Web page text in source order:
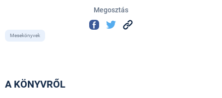
Megosztás
Mesekönyvek
A KÖNYVRŐL